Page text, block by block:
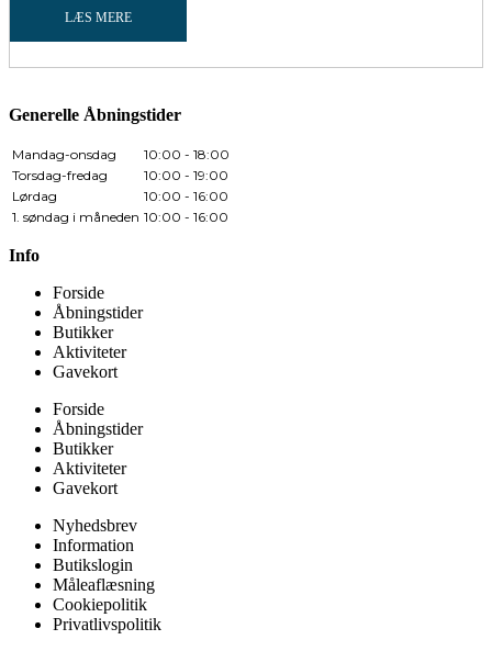
LÆS MERE
Generelle Åbningstider
Mandag-onsdag
10:00 - 18:00
Torsdag-fredag
10:00 - 19:00
Lørdag
10:00 - 16:00
1. søndag i måneden 10:00 - 16:00
Info
Forside
Åbningstider
Butikker
Aktiviteter
Gavekort
Forside
Åbningstider
Butikker
Aktiviteter
Gavekort
Nyhedsbrev
Information
Butikslogin
Måleaflæsning
Cookiepolitik
Privatlivspolitik